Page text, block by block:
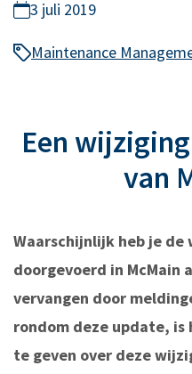
3 juli 2019
Maintenance
Een
van
Waarschijnlijk heb je de
doorgevoerd in McMain
vervangen door
rondom deze update,
te geven over deze